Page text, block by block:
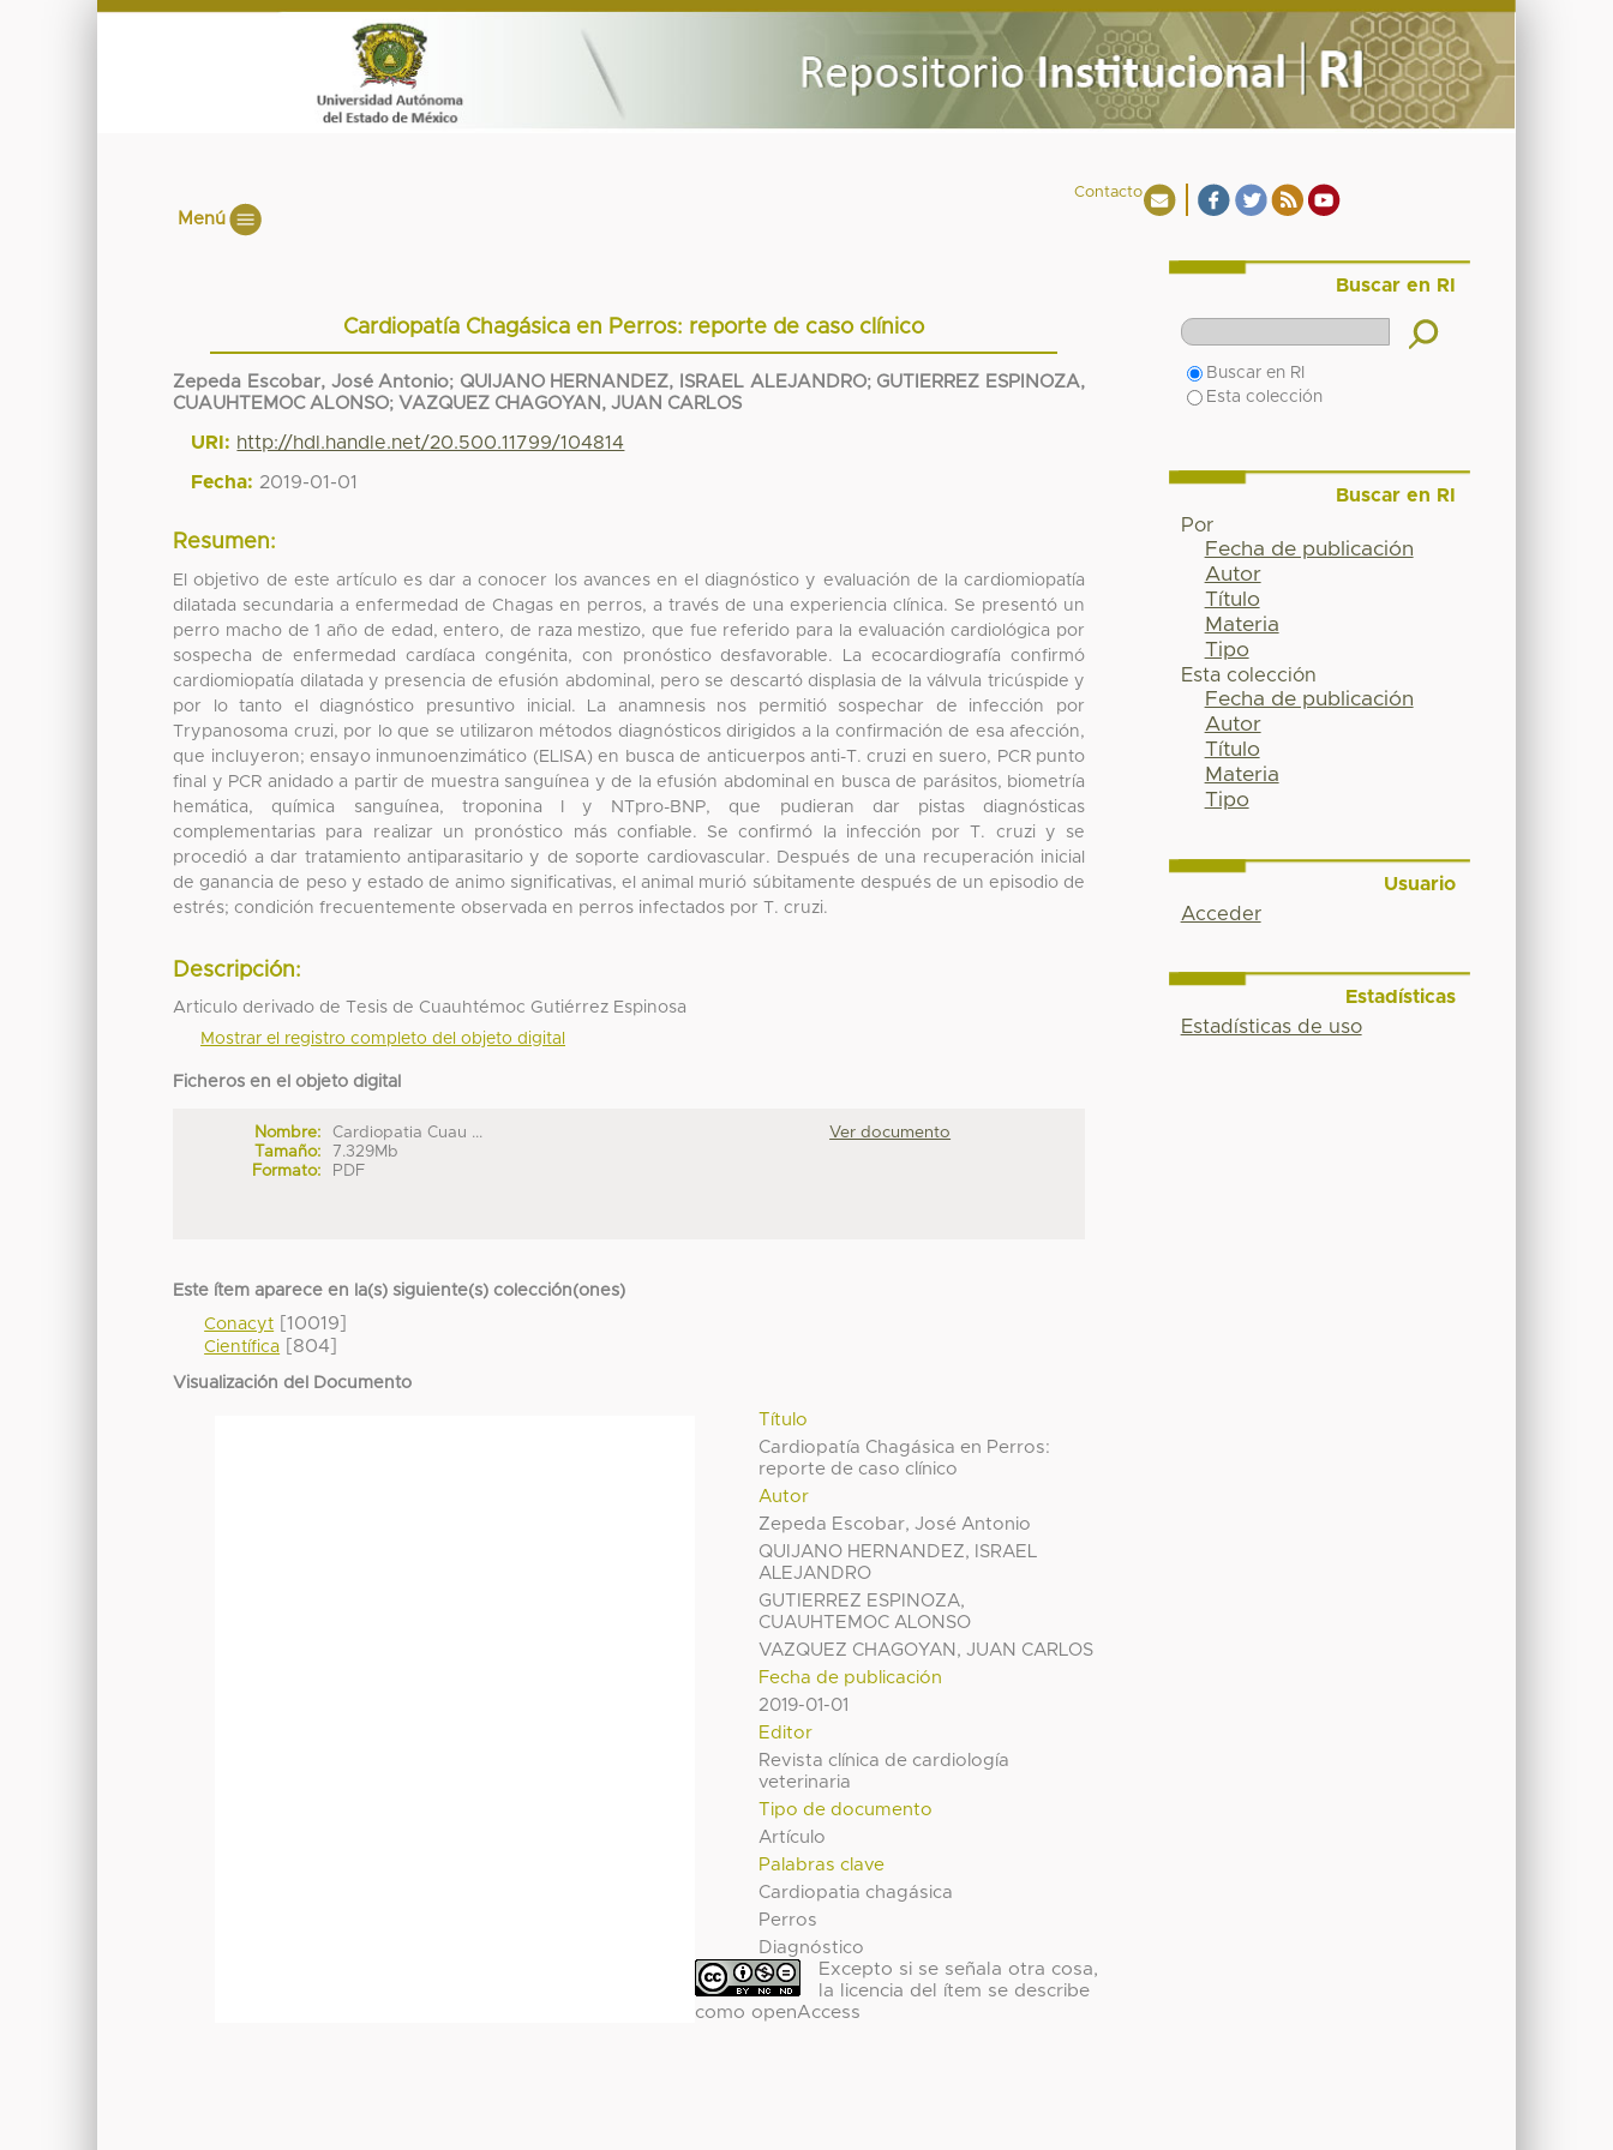
Contacto
Menú
Cardiopatía Chagásica en Perros: reporte de caso clínico
Zepeda Escobar, José Antonio; QUIJANO HERNANDEZ, ISRAEL ALEJANDRO; GUTIERREZ ESPINOZA,
CUAUHTEMOC ALONSO; VAZQUEZ CHAGOYAN, JUAN CARLOS
URI: http://hdl.handle.net/20.500.11799/104814
Fecha: 2019-01-01
Resumen:
El objetivo de este artículo es dar a conocer los avances en el diagnóstico y evaluación de la cardiomiopatía
dilatada secundaria a enfermedad de Chagas en perros, a través de una experiencia clínica. Se presentó un
perro macho de 1 año de edad, entero, de raza mestizo, que fue referido para la evaluación cardiológica por
sospecha de enfermedad cardíaca congénita, con pronóstico desfavorable. La ecocardiografía confirmó
cardiomiopatía dilatada y presencia de efusión abdominal, pero se descartó displasia de la válvula tricúspide y
por lo tanto el diagnóstico presuntivo inicial. La anamnesis nos permitió sospechar de infección por
Trypanosoma cruzi, por lo que se utilizaron métodos diagnósticos dirigidos a la confirmación de esa afección,
que incluyeron; ensayo inmunoenzimático (ELISA) en busca de anticuerpos anti-T. cruzi en suero, PCR punto
final y PCR anidado a partir de muestra sanguínea y de la efusión abdominal en busca de parásitos, biometría
hemática, química sanguínea, troponina I y NTpro-BNP, que pudieran dar pistas diagnósticas
complementarias para realizar un pronóstico más confiable. Se confirmó la infección por T. cruzi y se
procedió a dar tratamiento antiparasitario y de soporte cardiovascular. Después de una recuperación inicial
de ganancia de peso y estado de animo significativas, el animal murió súbitamente después de un episodio de
estrés; condición frecuentemente observada en perros infectados por T. cruzi.
Descripción:
Articulo derivado de Tesis de Cuauhtémoc Gutiérrez Espinosa
Mostrar el registro completo del objeto digital
Ficheros en el objeto digital
Nombre:
Cardiopatia Cuau ...
Tamaño:
7.329Mb
Formato:
PDF
Ver documento
Este ítem aparece en la(s) siguiente(s) colección(ones)
Conacyt [10019]
Científica [804]
Visualización del Documento
Título
Cardiopatía Chagásica en Perros:
reporte de caso clínico
Autor
Zepeda Escobar, José Antonio
QUIJANO HERNANDEZ, ISRAEL
ALEJANDRO
GUTIERREZ ESPINOZA,
CUAUHTEMOC ALONSO
VAZQUEZ CHAGOYAN, JUAN CARLOS
Fecha de publicación
2019-01-01
Editor
Revista clínica de cardiología
veterinaria
Tipo de documento
Artículo
Palabras clave
Cardiopatia chagásica
Perros
Diagnóstico
Excepto si se señala otra cosa,
la licencia del ítem se describe
como openAccess
Buscar en RI
Buscar en RI
Esta colección
Buscar en RI
Por
Fecha de publicación
Autor
Título
Materia
Tipo
Esta colección
Fecha de publicación
Autor
Título
Materia
Tipo
Usuario
Acceder
Estadísticas
Estadísticas de uso